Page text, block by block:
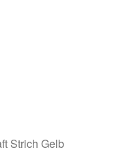
Strich Gelb